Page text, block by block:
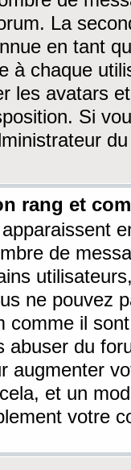
La
en tant
à chaque
les avatars
Si
rang et
de
ne pouvez
comme il
abuser du
augmenter
et un
votre